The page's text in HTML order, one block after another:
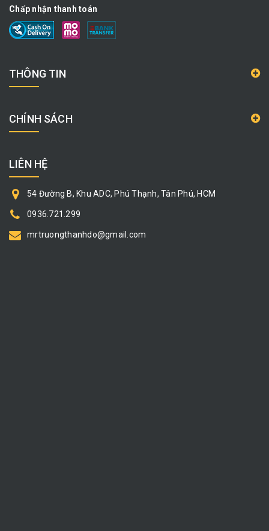
Chấp nhận thanh toán
THÔNG TIN
CHÍNH SÁCH
LIÊN HỆ
54 Đường B, Khu ADC, Phú Thạnh, Tân Phú, HCM
0936.721.299
mrtruongthanhdo@gmail.com